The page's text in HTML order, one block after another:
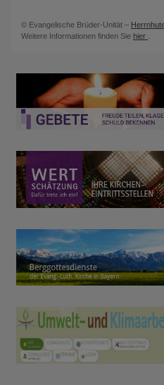
© Evangelische Brüder-Unität –
Weitere Informationen finden Sie hier